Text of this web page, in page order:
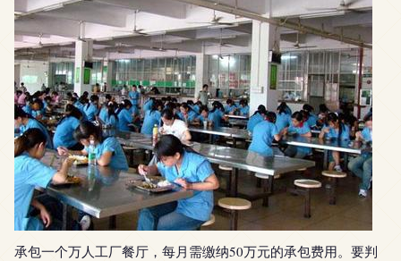
承包一个万人工厂餐厅，每月需缴纳50万元的承包费用。要判